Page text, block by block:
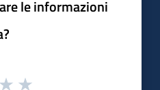
le informazioni